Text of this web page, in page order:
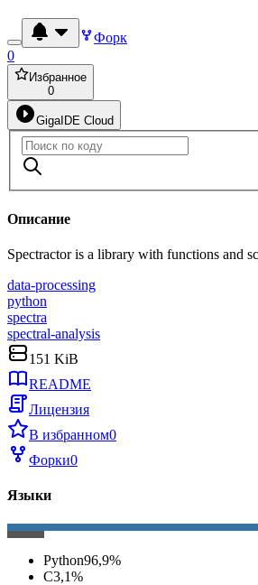
Форк
0
Избранное
0
GigaIDE Cloud
Описание
Spectractor is a library with functions and
data-processing
python
spectra
spectral-analysis
151 KiB
README
Лицензия
В избранном0
Форки0
Языки
Python96,9%
C3,1%